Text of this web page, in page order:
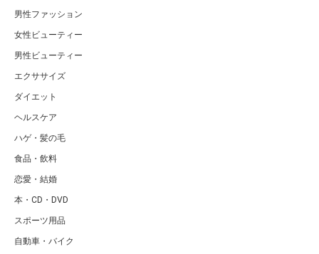
男性ファッション
女性ビューティー
男性ビューティー
エクササイズ
ダイエット
ヘルスケア
ハゲ・髪の毛
食品・飲料
恋愛・結婚
本・CD・DVD
スポーツ用品
自動車・バイク